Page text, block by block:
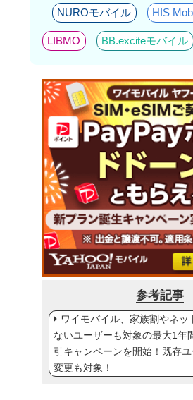
NUROモバイル HIS
LIBMO BB.exciteモバイル
参考記事
ワイモバイル、家族割やネッ
ないユーザーも対象の最大1年
引キャンペーンを開始！既存
変更も対象！